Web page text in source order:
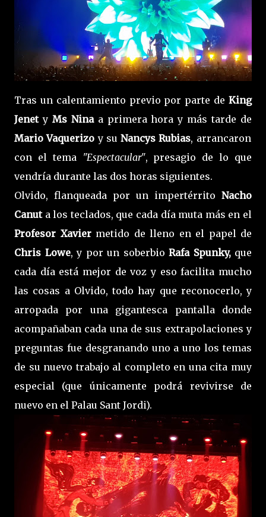
Tras un calentamiento previo por parte de King
Jenety Ms Ninaa primera hora y más tarde de
Mario Vaquerizo y suNancys Rubias, arrancaron
con el tema "Espectacular", presagio de lo que
vendría durante las dos horas siguientes.
Olvido, flanqueada por un impertérrito Nacho
Canuta los teclados, que cada día muta más en el
Profesor Xaviermetido de lleno en el papel de
Chris Lowe, y por un soberbio Rafa Spunky, que
cada día está mejor de voz y eso facilita mucho
las cosas a Olvido, todo hay que reconocerlo, y
arropada por una gigantesca pantalla donde
acompañaban cada una de sus extrapolaciones y
preguntas fue desgranando uno a uno los temas
de su nuevo trabajo al completo en una cita muy
especial (que únicamente podrá revivirse de
nuevo en el Palau Sant Jordi).